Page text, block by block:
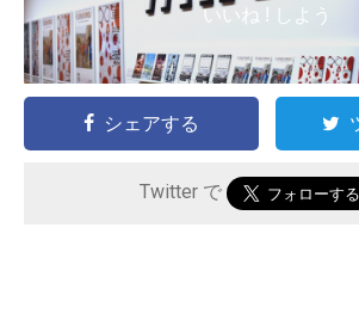
いいね ! しよう
シェアする
Twitter で